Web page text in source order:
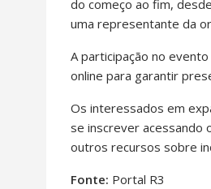
do começo ao fim,
uma representante da
A participação no
online para garantir
Os interessados em
se inscrever acessando
outros recursos sobre
Fonte: Portal R3